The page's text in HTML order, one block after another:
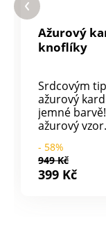
Ažurový
knoflíky
Srdcovým
ažurový
jemné
ažurový
knoflíky tón v
Dlouhé
koncích
- 58%
949 Kč
399 Kč